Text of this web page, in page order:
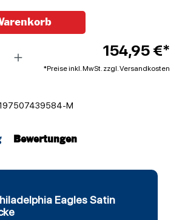
154,95 €*
*Preise inkl. MwSt. zzgl. Versandkosten
M
Bewertungen
Eagles Satin